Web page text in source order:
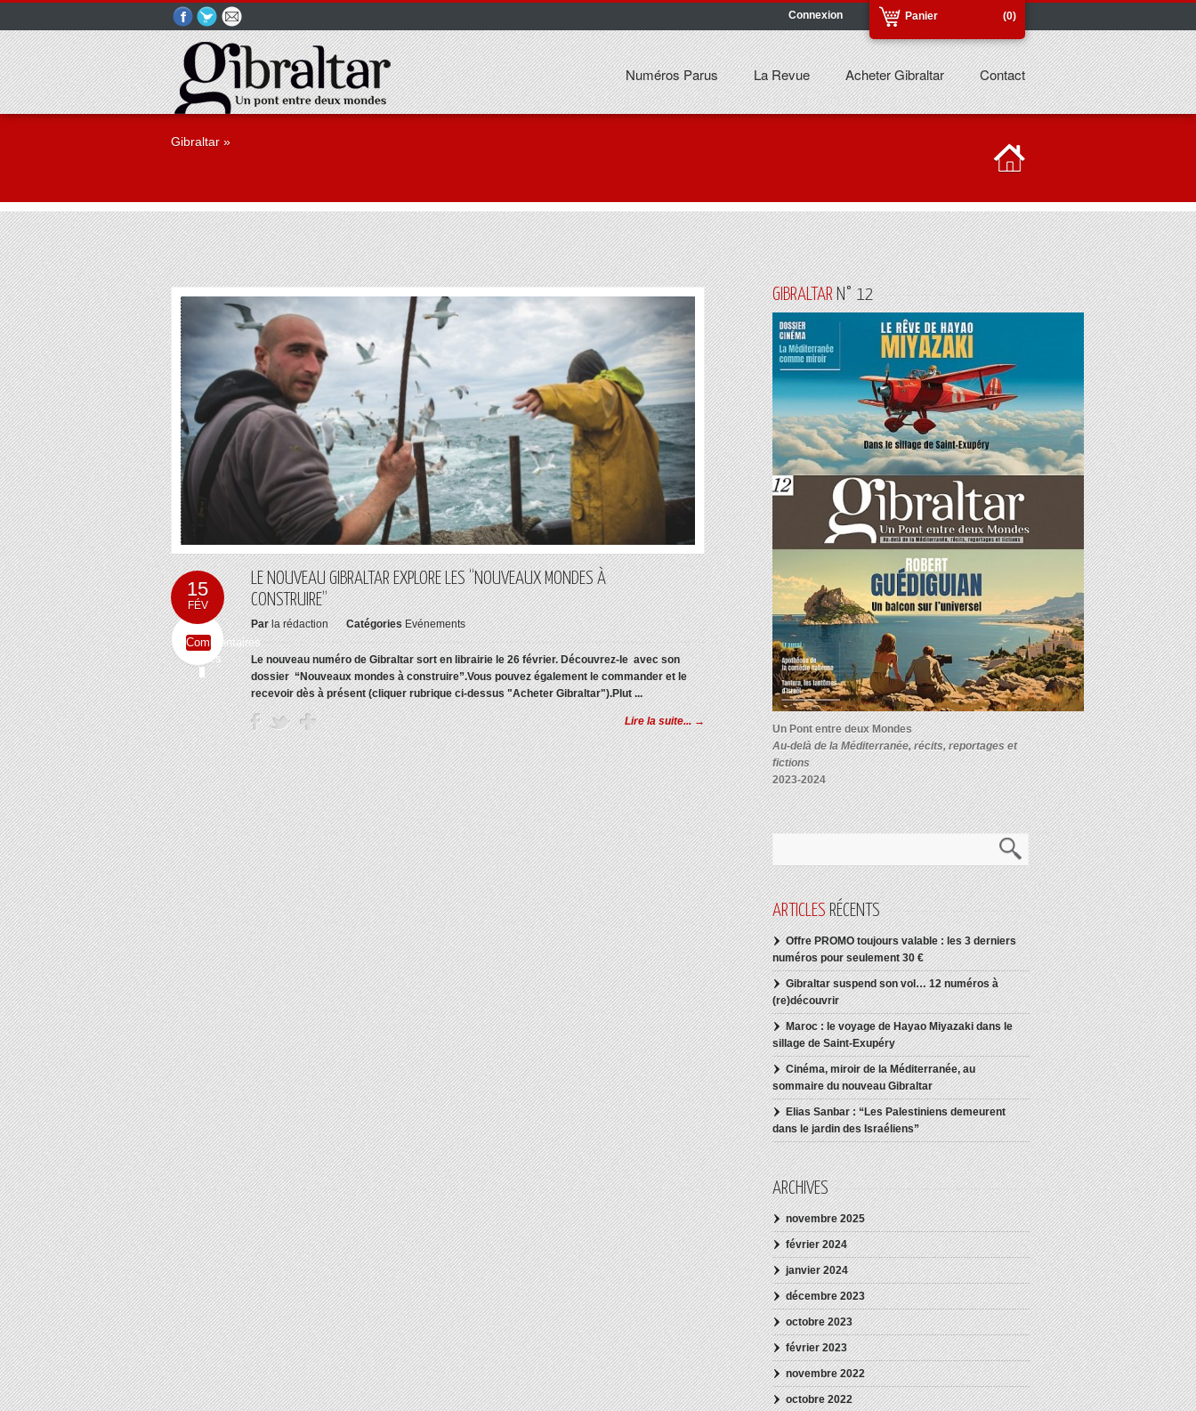
(0)
Panier
Connexion
Numéros Parus La Revue Acheter Gibraltar Contact
Gibraltar »
15
FÉV
Commentaires
fermés
LE NOUVEAU GIBRALTAR EXPLORE LES “NOUVEAUX MONDES À
CONSTRUIRE”
Par la rédaction Catégories Evénements
Le nouveau numéro de Gibraltar sort en librairie le 26 février. Découvrez-le avec son
dossier “Nouveaux mondes à construire”.Vous pouvez également le commander et le
recevoir dès à présent (cliquer rubrique ci-dessus "Acheter Gibraltar").Plut ...
Lire la suite... →
GIBRALTARN° 12
Un Pont entre deux Mondes
Au-delà de la Méditerranée, récits, reportages et
fictions
2023-2024
ARTICLESRÉCENTS
Offre PROMO toujours valable : les 3 derniers
numéros pour seulement 30 €
Gibraltar suspend son vol… 12 numéros à
(re)découvrir
Maroc : le voyage de Hayao Miyazaki dans le
sillage de Saint-Exupéry
Cinéma, miroir de la Méditerranée, au
sommaire du nouveau Gibraltar
Elias Sanbar : “Les Palestiniens demeurent
dans le jardin des Israéliens”
ARCHIVES
novembre 2025
février 2024
janvier 2024
décembre 2023
octobre 2023
février 2023
novembre 2022
octobre 2022